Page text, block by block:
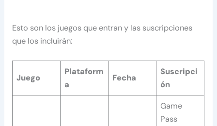
Esto son los juegos que entran y las suscripciones
que los incluirán:
Juego
Plataform
a
Fecha
Suscripci
ón
Game
Pass